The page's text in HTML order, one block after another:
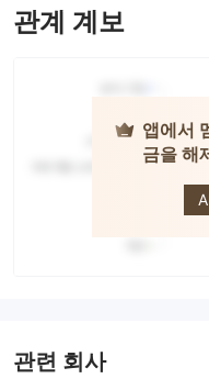
관계 계보
앱에서
금을 해
관련 회사